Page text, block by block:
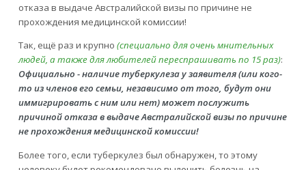
отказа в выдаче Австралийской визы по причине не
прохождения медицинской комиссии!
Так, ещё раз и крупно (специально для очень мнительных
людей, а также для любителей переспрашивать по 15 раз):
Официально - наличие туберкулеза у заявителя (или кого-
то из членов его семьи, независимо от того, будут они
иммигрировать с ним или нет) может послужить
причиной отказа в выдаче Австралийской визы по причине
не прохождения медицинской комиссии!
Более того, если туберкулез был обнаружен, то этому